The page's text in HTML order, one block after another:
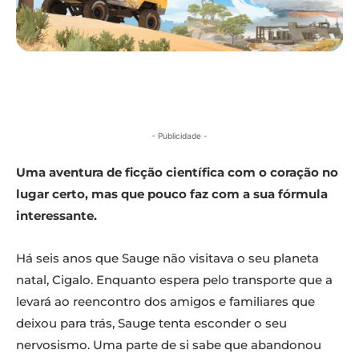
- Publicidade -
Uma aventura de ficção científica com o coração no
lugar certo, mas que pouco faz com a sua fórmula
interessante.
Há seis anos que Sauge não visitava o seu planeta
natal, Cigalo. Enquanto espera pelo transporte que a
levará ao reencontro dos amigos e familiares que
deixou para trás, Sauge tenta esconder o seu
nervosismo. Uma parte de si sabe que abandonou